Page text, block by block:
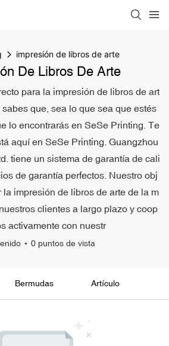
impresión de libros de arte
De Libros De Arte
para la impresión de libros de art
que, sea lo que sea que estés
lo encontrarás en SeSe Printing. Te
aquí en SeSe Printing. Guangzhou
tiene un sistema de garantía de cali
de garantía perfectos. Nuestro obj
impresión de libros de arte de la m
clientes a largo plazo y coop
activamente con nuestr
0 puntos de vista
Bermudas Artículo